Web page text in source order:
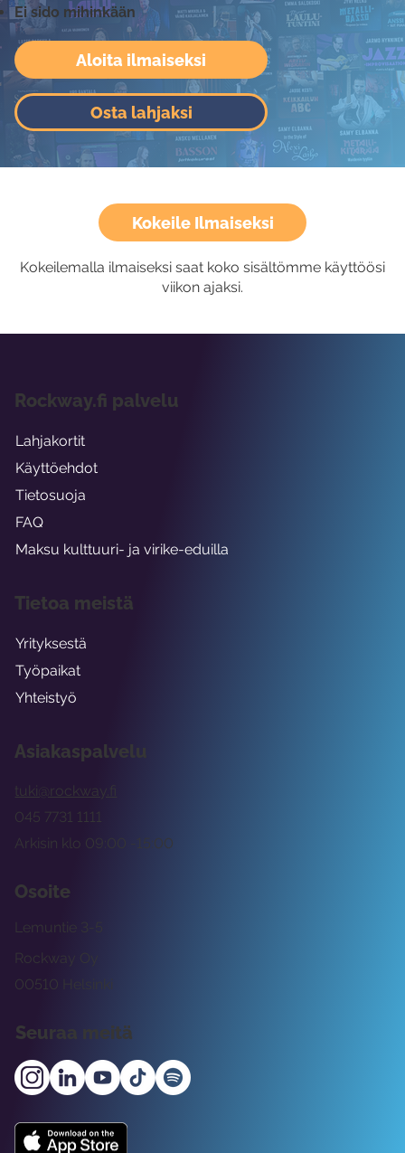
Aloita ilmaiseksi
Osta lahjaksi
Ei sido mihinkään
Kokeile Ilmaiseksi
Kokeilemalla ilmaiseksi saat koko sisältömme käyttöösi
viikon ajaksi.
Asiakaspalvelu
tuki@rockway.fi
Arkisin klo 09:00 -15:00
045 7731 1111
Osoite
Rockway Oy
Lemuntie 3-5
00510 Helsinki
Seuraa meitä
Rockway.fi palvelu
Lahjakortit
Käyttöehdot
Tietosuoja
FAQ
Maksu kulttuuri- ja virike-eduilla
Tietoa meistä
Yrityksestä
Työpaikat
Yhteistyö